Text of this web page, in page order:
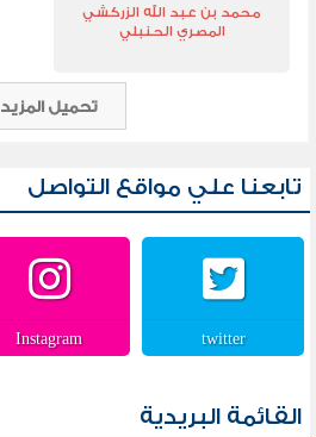
محمد بن عبد الله الزركشي
المصري الحنبلي
تحميل المزيد
تابعنا علي مواقع التواصل
twitter
Instagram
القائمة البريدية